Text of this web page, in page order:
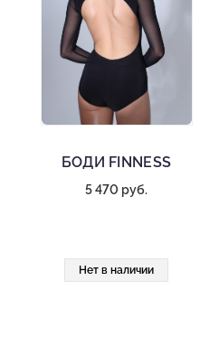
БОДИ FINNESS
5 470 руб.
Нет в наличии